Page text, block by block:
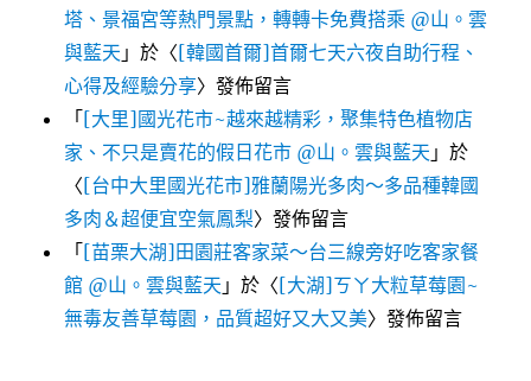
塔、景福宮等熱門景點，轉轉卡免費搭乘 @山。雲
與藍天 」於〈[韓國首爾]首爾七天六夜自助行程、
心得及經驗分享〉發佈留言
「[大里]國光花市~越來越精彩，聚集特色植物店
家、不只是賣花的假日花市 @山。雲與藍天 」於
〈[台中大里國光花市]雅蘭陽光多肉～多品種韓國
多肉＆超便宜空氣鳳梨〉發佈留言
「[苗栗大湖]田園莊客家菜～台三線旁好吃客家餐
館 @山。雲與藍天 」於〈[大湖]ㄎㄚ大粒草莓園~
無毒友善草莓園，品質超好又大又美〉發佈留言